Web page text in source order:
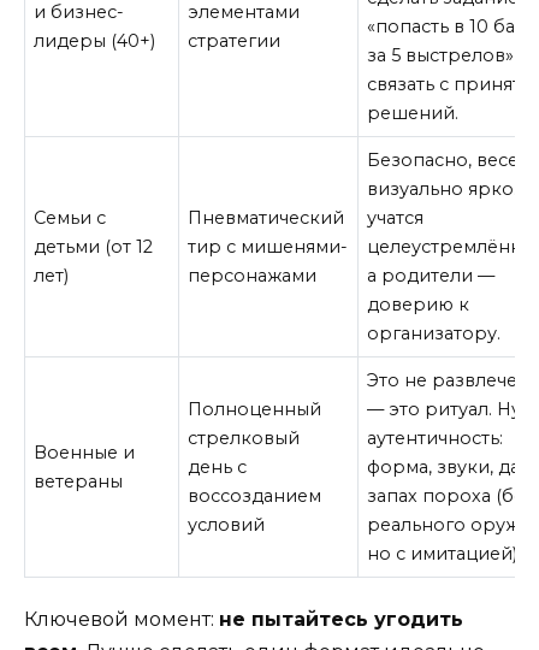
и бизнес-
лидеры (40+)
элементами
стратегии
«попасть в 10
за 5 выстрелов»
связать с
решений.
Семьи с
детьми (от 12
лет)
Пневматический
тир с мишенями-
персонажами
Безопасно,
визуально ярко.
учатся
а родители —
доверию к
организатору.
Военные и
ветераны
Полноценный
стрелковый
день с
воссозданием
условий
Это не
— это ритуал.
аутентичность:
форма, звуки,
запах пороха (без
реального
но с имитацией).
Ключевой момент: не пытайтесь угодить